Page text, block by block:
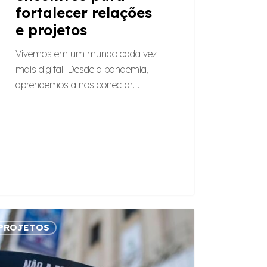
fortalecer relações
e projetos
Vivemos em um mundo cada vez
mais digital. Desde a pandemia,
aprendemos a nos conectar…